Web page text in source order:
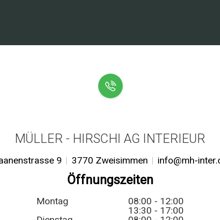
MÜLLER - HIRSCHI AG INTERIEUR
9 3770 Zweisimmen info@mh-
Öffnungszeiten
Montag
08:00 - 12:00
13:30 - 17:00